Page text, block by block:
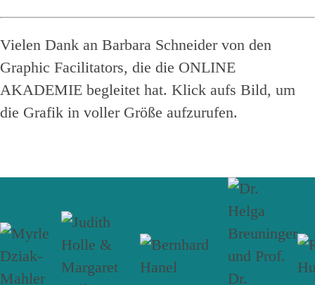
Vielen Dank an Barbara Schneider von den
Graphic Facilitators, die die ONLINE
AKADEMIE begleitet hat. Klick aufs Bild, um
die Grafik in voller Größe aufzurufen.